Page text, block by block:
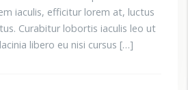
iaculis, efficitur lorem at, luctus
Curabitur lobortis iaculis leo ut
libero eu nisi cursus […]